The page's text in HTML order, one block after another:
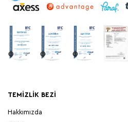
TEMIZLIK BEZI
Hakkımızda